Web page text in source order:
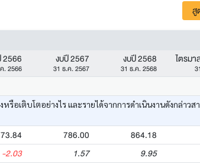
สู
2566
. 2566
งบปี 2567
31 ธ.ค. 2567
งบปี 2568
31 ธ.ค. 2568
ไตรม
อเติบโตอย่างไร และรายได้จากการดำเนินงานดังกล่าวส
786.00 864.18
-2.03 1.57 9.95